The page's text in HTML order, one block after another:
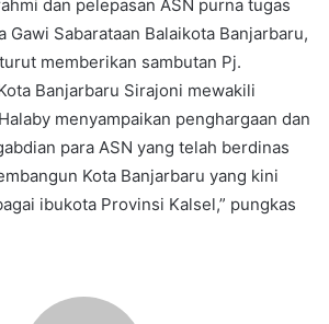
dan pelepasan ASN purna tugas
Gawi Sabarataan Balaikota Banjarbaru,
memberikan sambutan Pj.
Banjarbaru Sirajoni mewakili
menyampaikan penghargaan dan
para ASN yang telah berdinas
Kota Banjarbaru yang kini
ibukota Provinsi Kalsel,” pungkas